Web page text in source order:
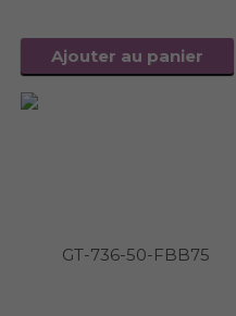
Ajouter au panier